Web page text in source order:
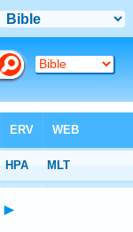
►